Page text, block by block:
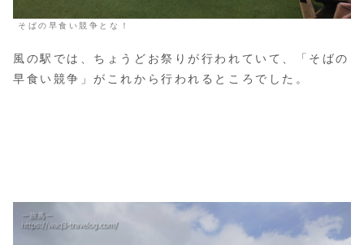
そばの早食い競争とな！
風の駅では、ちょうどお祭りが行われていて、「そばの
早食い競争」がこれから行われるところでした。